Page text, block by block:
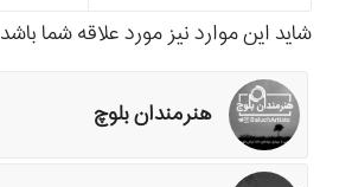
شاید این موارد نیز مورد علاقه شما باشد
هنرمندان بلوچ